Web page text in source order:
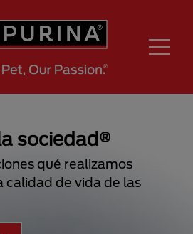
sociedad®
qué realizamos
calidad de vida de las